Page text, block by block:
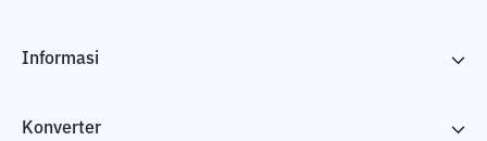
Informasi
Konverter